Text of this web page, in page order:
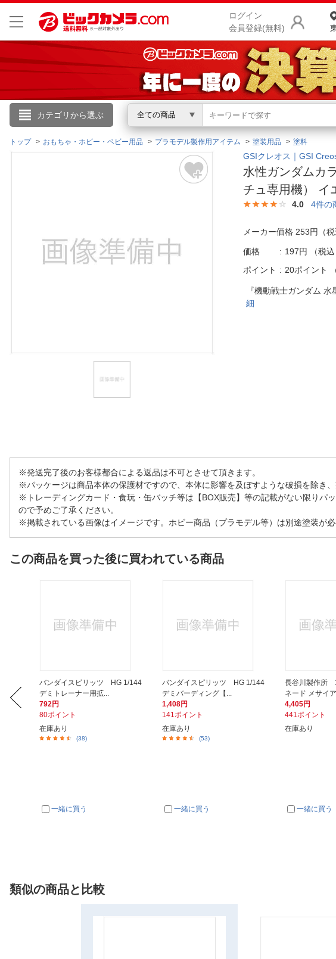
ログイン
会員登録(無料)
カテゴリから選ぶ 全ての商品
こんにちは
ログイン
閲覧履歴
商品
ラン
カテ
ご利
よく
ご利
トップ おもちゃ・ホビー・ベビー用品 プラモデル製作用アイテム 塗装用品 塗料
GSIクレオス｜GSI
水性ガンダムカ
チュ専用機） イ
4.0 4件の
メーカー価格 253円（
価格 197円
（税込
ポイント
20ポイント
『機動戦士ガンダム
細
※発送完了後のお客様都合による返品は不可とさせて頂きます。
※パッケージは商品本体の保護材ですので、本体に影響を及ぼすような破損を除き
※トレーディングカード・食玩・缶バッチ等は【BOX販売】等の記載がない限りパ
ので予めご了承ください。
※掲載されている画像はイメージです。ホビー商品（プラモデル等）は別途塗装が必
この商品を買った後に買われている商品
バンダイスピリッツ HG 1/144
デミトレーナー用拡...
792円
80ポイント
在庫あり
(38)
一緒に買う
バンダイスピリッツ HG 1/144
デミバーディング【...
1,408円
141ポイント
在庫あり
(53)
一緒に買う
長谷川製作所
ネード メサイ
4,405円
441ポイント
在庫あり
一緒に買う
類似の商品と比較